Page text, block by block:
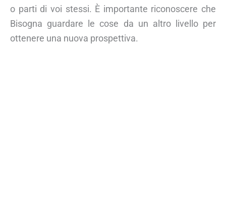
o parti di voi stessi. È importante riconoscere che
Bisogna guardare le cose da un altro livello per
ottenere una nuova prospettiva.